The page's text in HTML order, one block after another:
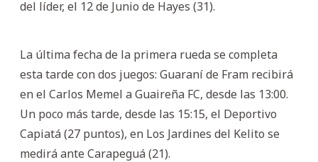
del líder, el 12 de Junio de Hayes (31).
La última fecha de la primera rueda se completa
esta tarde con dos juegos: Guaraní de Fram recibirá
en el Carlos Memel a Guaireña FC, desde las 13:00.
Un poco más tarde, desde las 15:15, el Deportivo
Capiatá (27 puntos), en Los Jardines del Kelito se
medirá ante Carapeguá (21).